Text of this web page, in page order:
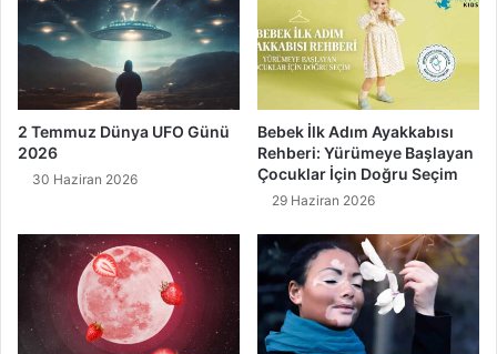
r
0
1
2 Temmuz Dünya UFO Günü
2026
30 Haziran 2026
Bebek İlk Adım Ayakkabısı
Rehberi: Yürümeye Başlayan
Çocuklar İçin Doğru Seçim
29 Haziran 2026